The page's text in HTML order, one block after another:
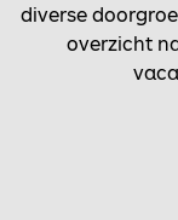
diverse
overzicht